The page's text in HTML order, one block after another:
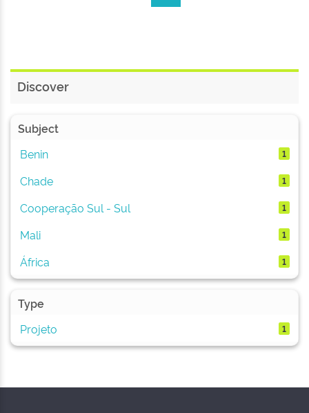
Discover
Subject
Benin
1
Chade 1
Cooperação Sul - Sul 1
Mali 1
África 1
Type
Projeto
1